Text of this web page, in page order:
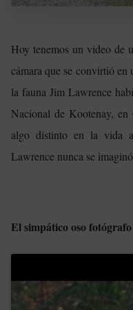
Hoy tenemos un video de
cámara que se convirtió en
la fauna Jim Lawrence
Nacional de Kootenay, en
algo distinto en la vida
Lawrence nunca se
El simpático oso fotógrafo